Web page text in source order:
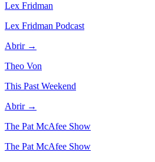
Lex Fridman
Lex Fridman Podcast
Abrir →
Theo Von
This Past Weekend
Abrir →
The Pat McAfee Show
The Pat McAfee Show